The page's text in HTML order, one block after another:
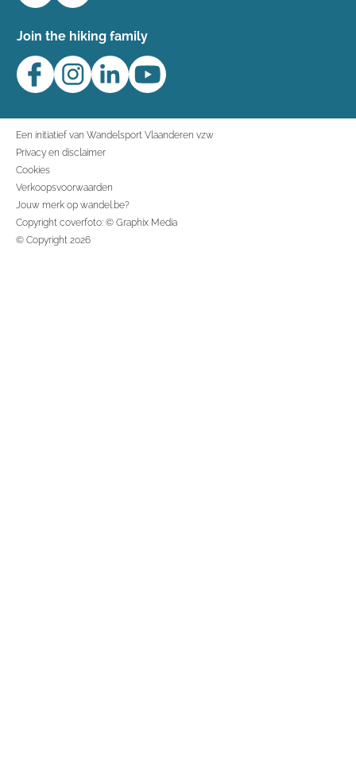
Join the hiking family
Een initiatief van Wandelsport Vlaanderen vzw
Privacy en disclaimer
Cookies
Verkoopsvoorwaarden
Jouw merk op wandel.be?
Copyright coverfoto: © Graphix Media
© Copyright 2026